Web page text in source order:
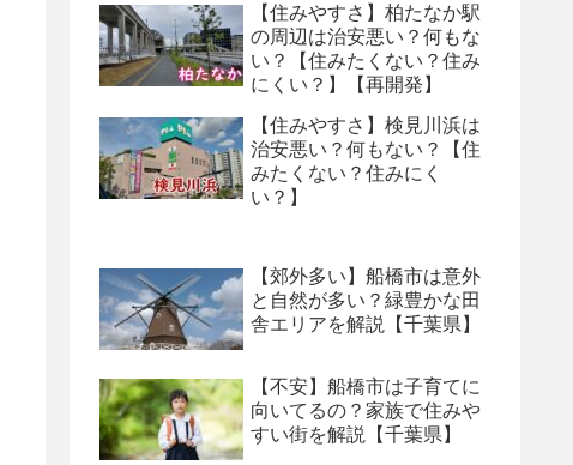
【住みやすさ】柏たなか駅
の周辺は治安悪い？何もな
い？【住みたくない？住み
にくい？】【再開発】
【住みやすさ】検見川浜は
治安悪い？何もない？【住
みたくない？住みにく
い？】
【郊外多い】船橋市は意外
と自然が多い？緑豊かな田
舎エリアを解説【千葉県】
【不安】船橋市は子育てに
向いてるの？家族で住みや
すい街を解説【千葉県】